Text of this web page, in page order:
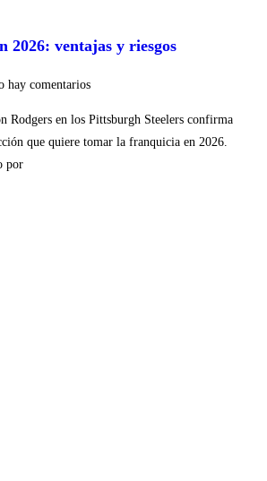
2026: ventajas y riesgos
hay comentarios
Rodgers en los Pittsburgh Steelers confirma
que quiere tomar la franquicia en 2026.
por